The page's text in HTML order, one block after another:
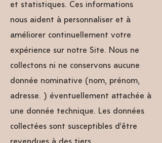
et statistiques. Ces informations
nous aident à personnaliser et à
améliorer continuellement votre
expérience sur notre Site. Nous ne
collectons ni ne conservons aucune
donnée nominative (nom, prénom,
adresse…) éventuellement attachée à
une donnée technique. Les données
collectées sont susceptibles d’être